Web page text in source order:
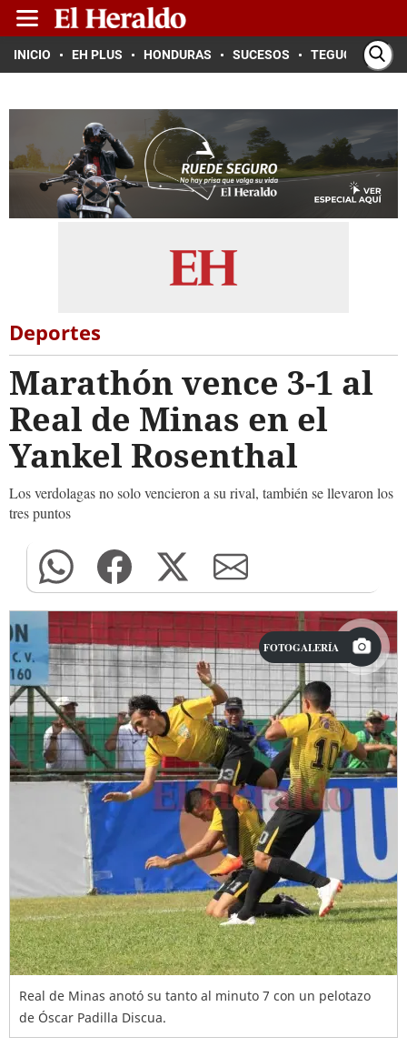
INICIO EH PLUS HONDURAS SUCESOS TEGUCIGALPA
Deportes
Marathón vence 3-1 al
Real de Minas en el
Yankel Rosenthal
Los verdolagas no solo vencieron a su rival, también se llevaron los
tres puntos
FOTOGALERÍA
Real de Minas anotó su tanto al minuto 7 con un pelotazo
de Óscar Padilla Discua.